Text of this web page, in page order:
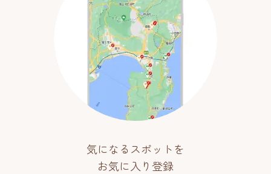
気になるスポットを
お気に入り登録